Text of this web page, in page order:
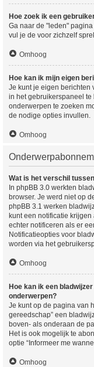
Hoe zoek ik een
Ga naar de "leden"
vul je de voor zichzelf
Omhoog
Hoe kan ik mijn eigen
Je kunt je eigen berichten
in het gebruikerspaneel te
onderwerpen te zoeken
de nodige opties invullen.
Omhoog
Wat is het verschil
In phpBB 3.0 werkten
browser. Je werd niet op
phpBB 3.1 werken
kunt een notificatie
echter notificeren als er
Notificatieopties voor
worden via het
Omhoog
Hoe kan ik een
onderwerpen?
Je kunt op de pagina van
gereedschap” een
boven- als onderaan de
Het is ook mogelijk te
optie “Informeer me
Omhoog